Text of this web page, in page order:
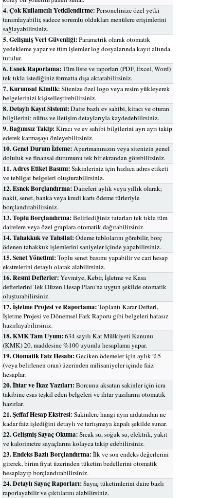
4. Çok Kullanıcılı Yetkilendirme:Personelinize özel yetki
tanımlayabilir, sadece sorumlu oldukları menülere erişimlerini
sağlayabilirsiniz.
5. Gelişmiş Veri Güvenliği:Parametrik olarak otomatik
yedekleme yapar ve tüm işlemler log dosyalarında kayıt altında
tutulur.
6. Esnek Raporlama:Tüm liste ve raporları (PDF, Excel, Word)
tek tıkla istediğiniz formatta dışa aktarabilirsiniz.
7. Kurumsal Kimlik:Sitenize özel logo veya resim yükleyerek
belgelerinizi kişiselleştirebilirsiniz.
8. Detaylı Kayıt Sistemi:Daire bazlı ev sahibi, kiracı ve oturan
bilgilerini; nüfus ve iletişim detaylarıyla kaydedebilirsiniz.
9. Bağımsız Takip:Kiracı ve ev sahibi bilgilerini ayrı ayrı takip
ederek karmaşayı önleyebilirsiniz.
10. Genel Durum İzleme:Apartmanınızın veya sitenizin genel
doluluk ve finansal durumunu tek bir ekrandan görebilirsiniz.
11. Adres Etiket Basımı:Sakinleriniz için hızlıca adres etiketi
ve tebligat belgeleri oluşturabilirsiniz.
12. Esnek Borçlandırma:Daireleri aylık veya yıllık olarak;
nakit, senet, banka veya kredi kartı ödeme türleriyle
borçlandırabilirsiniz.
13. Toplu Borçlandırma:Belirlediğiniz tutarları tek tıkla tüm
dairelere veya özel gruplara otomatik dağıtabilirsiniz.
14. Tahakkuk ve Tahsilat:Ödeme tablolarını görebilir, borç
ödenen tahakkuk işlemlerini saniyeler içinde yapabilirsiniz.
15. Senet Yönetimi:Toplu senet basımı yapabilir ve cari hesap
ekstrelerini detaylı olarak alabilirsiniz.
16. Resmi Defterler:Yevmiye, Kebir, İşletme ve Kasa
defterlerini Tek Düzen Hesap Planı'na uygun şekilde otomatik
oluşturabilirsiniz.
17. İşletme Projesi ve Raporlama:Toplantı Karar Defteri,
İşletme Projesi ve Dönemsel Fark Raporu gibi belgeleri hatasız
hazırlayabilirsiniz.
18. KMK Tam Uyum:634 sayılı Kat Mülkiyeti Kanunu
(KMK) 20. maddesine %100 uyumlu hesaplama yapar.
19. Otomatik Faiz Hesabı:Geciken ödemeler için aylık %5
(veya belirlenen oran) üzerinden milisaniyeler içinde faiz
hesaplar.
20. İhtar ve İkaz Yazıları:Borcunu aksatan sakinler için icra
takibine esas teşkil eden belgeleri ve ihtar yazılarını otomatik
hazırlar.
21. Şeffaf Hesap Ekstresi:Sakinlere hangi ayın aidatından ne
kadar faiz işlediğini detaylı ve tartışmaya kapalı şekilde sunar.
22. Gelişmiş Sayaç Okuma:Sıcak su, soğuk su, elektrik, yakıt
ve kalorimetre sayaçlarını kolayca takip edebilirsiniz.
23. Endeks Bazlı Borçlandırma:İlk ve son endeks değerlerini
girerek, birim fiyat üzerinden tüketim bedellerini otomatik
hesaplayıp borçlandırabilirsiniz.
24. Detaylı Sayaç Raporları:Sayaç tüketimlerini daire bazlı
raporlayabilir ve çıktılarını alabilirsiniz.